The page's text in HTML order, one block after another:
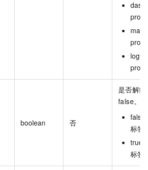
boolean 否
是否解
false。
false
标签
true
标签